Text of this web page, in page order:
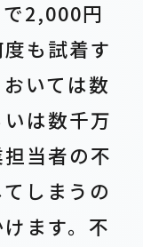
2,000円
も試着す
いては数
は数千万
当者の不
しまうの
ます。不